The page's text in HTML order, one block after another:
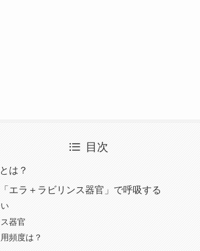
目次
は？
エラ＋ラビリンス器官」で呼吸する
器官
頻度は？